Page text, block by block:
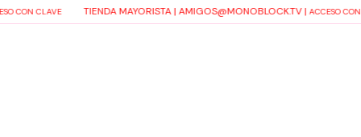
CON CLAVE TIENDA MAYORISTA |AMIGOS@MONOBLOCK.TV|ACCESO CON